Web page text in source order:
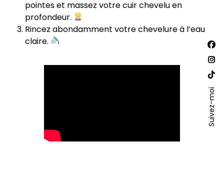
pointes et massez votre cuir chevelu en
profondeur.
Rincez abondamment votre chevelure à l’eau
claire.
Suivez-moi
sur :
La
une
La
La
Site